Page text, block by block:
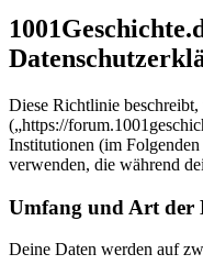
Diese Richtlinie
(„https://
Institutionen (im
verwenden, die während
Umfang und Art der
Deine Daten werden auf